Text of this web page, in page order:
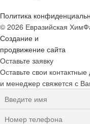
Политика
© 2026 Евразийская
Создание и
продвижение сайта
Оставьте заявку
Оставьте свои
и менеджер свяжется с